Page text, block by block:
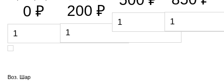
0 ₽ 200 ₽
Воз. Шар